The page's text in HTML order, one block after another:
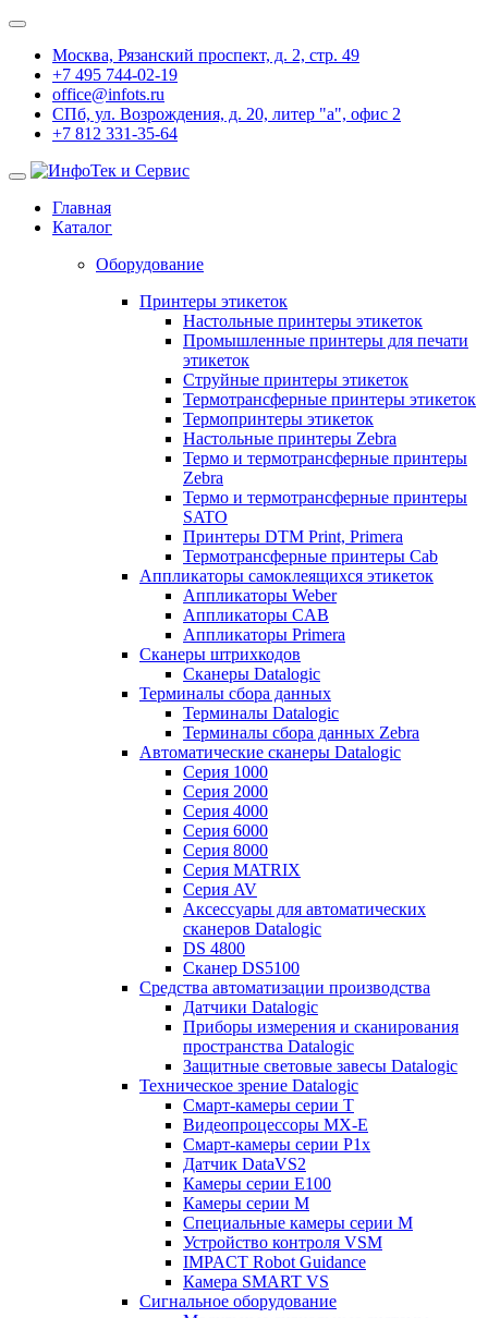
Москва, Рязанский проспект, д. 2, стр. 49
+7 495 744-02-19
office@infots.ru
СПб, ул. Возрождения, д. 20, литер "a", офис 2
+7 812 331-35-64
Главная
Каталог
Оборудование
Принтеры этикеток
Настольные принтеры этикеток
Промышленные принтеры для печати
этикеток
Струйные принтеры этикеток
Термотрансферные принтеры этикеток
Термопринтеры этикеток
Настольные принтеры Zebra
Термо и термотрансферные принтеры
Zebra
Термо и термотрансферные принтеры
SATO
Принтеры DTM Print, Primera
Термотрансферные принтеры Cab
Аппликаторы самоклеящихся этикеток
Аппликаторы Weber
Аппликаторы CAB
Аппликаторы Primera
Сканеры штрихкодов
Сканеры Datalogic
Терминалы сбора данных
Терминалы Datalogic
Терминалы сбора данных Zebra
Автоматические сканеры Datalogic
Серия 1000
Серия 2000
Серия 4000
Серия 6000
Серия 8000
Серия MATRIX
Серия AV
Аксессуары для автоматических
сканеров Datalogic
DS 4800
Сканер DS5100
Средства автоматизации производства
Датчики Datalogic
Приборы измерения и сканирования
пространства Datalogic
Защитные световые завесы Datalogic
Техническое зрение Datalogic
Смарт-камеры серии T
Видеопроцессоры MX-E
Смарт-камеры серии P1x
Датчик DataVS2
Камеры серии E100
Камеры серии M
Специальные камеры серии M
Устройство контроля VSM
IMPACT Robot Guidance
Камера SMART VS
Cигнальное оборудование